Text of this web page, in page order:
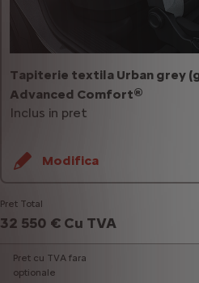
Tapiterie textila Urban grey
Advanced Comfort®
Inclus in pret
Modifica
Pret Total
32 550 € Cu TVA
Pret cu TVA fara
optionale